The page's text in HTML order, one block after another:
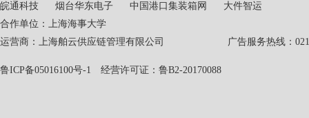
皖通科技 烟台华东电子 中国港口集装箱网
大件智运
合作单位：上海海事大学
运营商：上海舶云供应链管理有限公司 广告服务热线：021-
鲁ICP备05016100号-1 经营许可证：鲁B2-20170088